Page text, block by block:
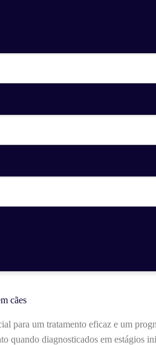
cães
para um tratamento eficaz e um
quando diagnosticados em estágios